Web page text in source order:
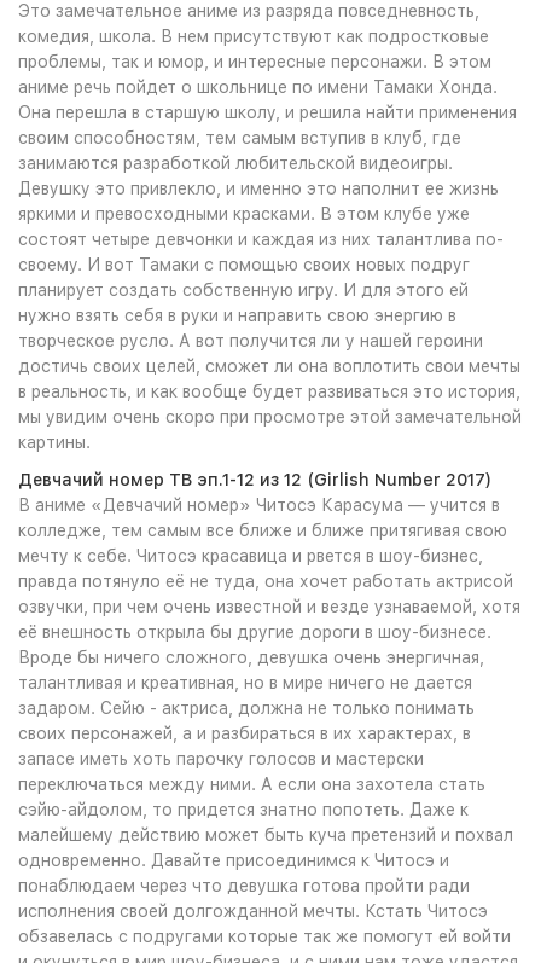
Это замечательное аниме из разряда повседневность,
комедия, школа. В нем присутствуют как подростковые
проблемы, так и юмор, и интересные персонажи. В этом
аниме речь пойдет о школьнице по имени Тамаки Хонда.
Она перешла в старшую школу, и решила найти применения
своим способностям, тем самым вступив в клуб, где
занимаются разработкой любительской видеоигры.
Девушку это привлекло, и именно это наполнит ее жизнь
яркими и превосходными красками. В этом клубе уже
состоят четыре девчонки и каждая из них талантлива по-
своему. И вот Тамаки с помощью своих новых подруг
планирует создать собственную игру. И для этого ей
нужно взять себя в руки и направить свою энергию в
творческое русло. А вот получится ли у нашей героини
достичь своих целей, сможет ли она воплотить свои мечты
в реальность, и как вообще будет развиваться это история,
мы увидим очень скоро при просмотре этой замечательной
картины.
Девчачий номер ТВ эп.1-12 из 12 (Girlish Number 2017)
В аниме «Девчачий номер» Читосэ Карасума — учится в
колледже, тем самым все ближе и ближе притягивая свою
мечту к себе. Читосэ красавица и рвется в шоу-бизнес,
правда потянуло её не туда, она хочет работать актрисой
озвучки, при чем очень известной и везде узнаваемой, хотя
её внешность открыла бы другие дороги в шоу-бизнесе.
Вроде бы ничего сложного, девушка очень энергичная,
талантливая и креативная, но в мире ничего не дается
задаром. Сейю - актриса, должна не только понимать
своих персонажей, а и разбираться в их характерах, в
запасе иметь хоть парочку голосов и мастерски
переключаться между ними. А если она захотела стать
сэйю-айдолом, то придется знатно попотеть. Даже к
малейшему действию может быть куча претензий и похвал
одновременно. Давайте присоединимся к Читосэ и
понаблюдаем через что девушка готова пройти ради
исполнения своей долгожданной мечты. Кстать Читосэ
обзавелась с подругами которые так же помогут ей войти